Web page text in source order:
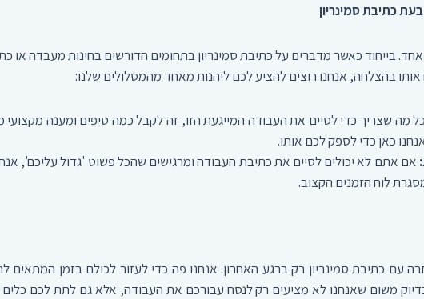
כתיבת סמינריון
בייחוד כאשר מדברים על כתיבת סמינריון בתחומים הדורשים בחינות מעבדה או
בהצלחה, אנחנו רוצים להציע לכם ליהנות מאחד מהמסלולים שלנו:
מה שצריך כדי לסיים את העבודה המייגעת הזו, זה לקבל כמה טיפים ומענה מקצועי
כאן כדי לספק לכם אותו.
אם אתם לא יכולים לסיים את כתיבת העבודה ומרגישים שהכל פשוט 'גדול עליכם',
לוח הזמנים הקצוב.
עם כתיבת סמינריון רק ברגע האחרון. אנחנו פה כדי לעזור לכולם בזמן
בדיוק משום שאנחנו לא מציעים רק לנסח עבורכם את העבודה, אלא גם לתת לכם